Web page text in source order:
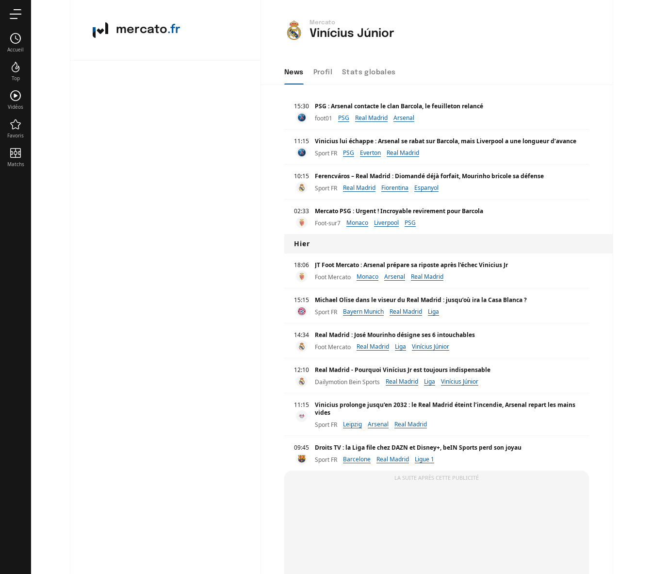
mercato.fr
Mercato
Vinícius Júnior
News Profil Stats globales
15:30
PSG : Arsenal contacte le clan Barcola, le feuilleton relancé
foot01
PSG Real Madrid Arsenal
11:15
Vinicius lui échappe : Arsenal se rabat sur Barcola, mais Liverpool a une longueur d’avance
Sport FR
PSG Everton Real Madrid
10:15
Ferencváros – Real Madrid : Diomandé déjà forfait, Mourinho bricole sa défense
Sport FR
Real Madrid Fiorentina Espanyol
02:33
Mercato PSG : Urgent ! Incroyable revirement pour Barcola
Foot-sur7
Monaco Liverpool PSG
Hier
18:06
JT Foot Mercato : Arsenal prépare sa riposte après l’échec Vinicius Jr
Foot Mercato
Monaco Arsenal Real Madrid
15:15
Michael Olise dans le viseur du Real Madrid : jusqu’où ira la Casa Blanca ?
Sport FR
Bayern Munich Real Madrid Liga
14:34
Real Madrid : José Mourinho désigne ses 6 intouchables
Foot Mercato
Real Madrid Liga Vinícius Júnior
12:10
Real Madrid - Pourquoi Vinícius Jr est toujours indispensable
Dailymotion Bein Sports
Real Madrid Liga Vinícius Júnior
11:15
Vinicius prolonge jusqu’en 2032 : le Real Madrid éteint l’incendie, Arsenal repart les mains
vides
Sport FR
Leipzig Arsenal Real Madrid
09:45
Droits TV : la Liga file chez DAZN et Disney+, beIN Sports perd son joyau
Sport FR
Barcelone Real Madrid Ligue 1
LA SUITE APRÈS CETTE PUBLICITÉ
Accueil
Top
Vidéos
Favoris
Matchs